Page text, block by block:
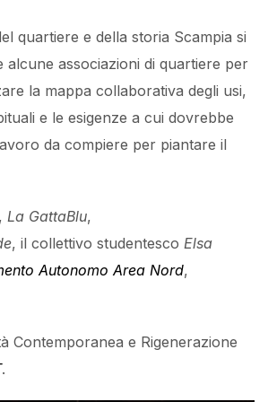
quartiere e della storia Scampia si
associazioni di quartiere per
la mappa collaborativa degli usi,
e le esigenze a cui dovrebbe
da compiere per piantare il
, La GattaBlu,
, il collettivo studentesco Elsa
Autonomo Area Nord,
Contemporanea e Rigenerazione
.